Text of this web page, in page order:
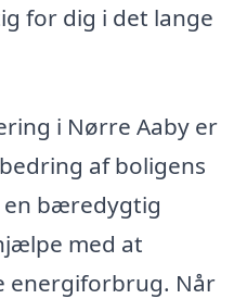
for dig i det lange
i Nørre Aaby er
af boligens
bæredygtig
med at
energiforbrug. Når